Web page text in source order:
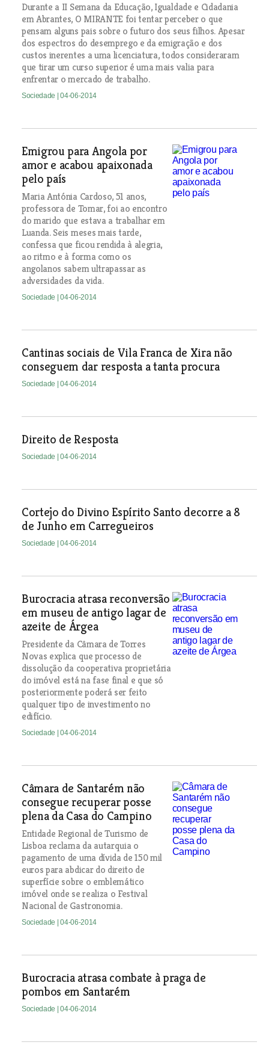
Durante a II Semana da Educação, Igualdade e Cidadania
em Abrantes, O MIRANTE foi tentar perceber o que
pensam alguns pais sobre o futuro dos seus filhos. Apesar
dos espectros do desemprego e da emigração e dos
custos inerentes a uma licenciatura, todos consideraram
que tirar um curso superior é uma mais valia para
enfrentar o mercado de trabalho.
Sociedade | 04-06-2014
Emigrou para Angola por
amor e acabou apaixonada
pelo país
Maria Antónia Cardoso, 51 anos,
professora de Tomar, foi ao encontro
do marido que estava a trabalhar em
Luanda. Seis meses mais tarde,
confessa que ficou rendida à alegria,
ao ritmo e à forma como os
angolanos sabem ultrapassar as
adversidades da vida.
Sociedade | 04-06-2014
Cantinas sociais de Vila Franca de Xira não
conseguem dar resposta a tanta procura
Sociedade | 04-06-2014
Direito de Resposta
Sociedade | 04-06-2014
Cortejo do Divino Espírito Santo decorre a 8
de Junho em Carregueiros
Sociedade | 04-06-2014
Burocracia atrasa reconversão
em museu de antigo lagar de
azeite de Árgea
Presidente da Câmara de Torres
Novas explica que processo de
dissolução da cooperativa proprietária
do imóvel está na fase final e que só
posteriormente poderá ser feito
qualquer tipo de investimento no
edifício.
Sociedade | 04-06-2014
Câmara de Santarém não
consegue recuperar posse
plena da Casa do Campino
Entidade Regional de Turismo de
Lisboa reclama da autarquia o
pagamento de uma dívida de 150 mil
euros para abdicar do direito de
superfície sobre o emblemático
imóvel onde se realiza o Festival
Nacional de Gastronomia.
Sociedade | 04-06-2014
Burocracia atrasa combate à praga de
pombos em Santarém
Sociedade | 04-06-2014